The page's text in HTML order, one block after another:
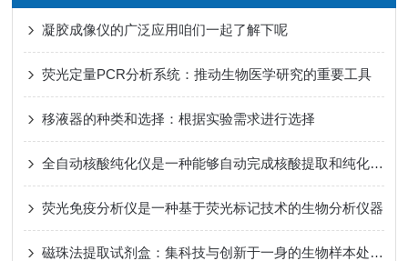
凝胶成像仪的广泛应用咱们一起了解下呢
荧光定量PCR分析系统：推动生物医学研究的重要工具
移液器的种类和选择：根据实验需求进行选择
全自动核酸纯化仪是一种能够自动完成核酸提取和纯化过程的仪器
荧光免疫分析仪是一种基于荧光标记技术的生物分析仪器
磁珠法提取试剂盒：集科技与创新于一身的生物样本处理仪器